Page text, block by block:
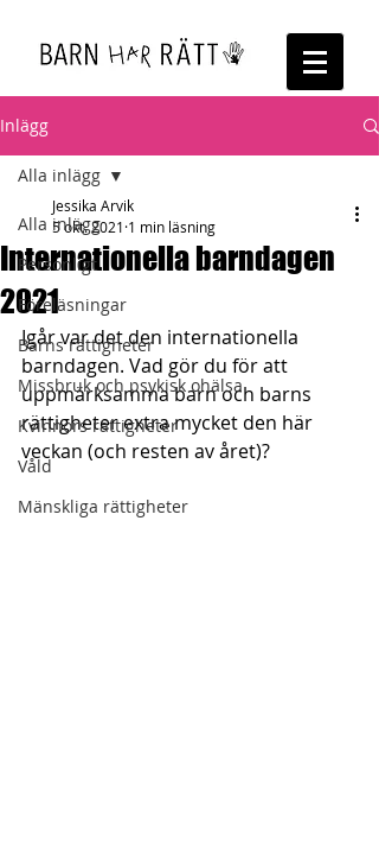
Inlägg
Alla inlägg
Personligt
Föreläsningar
Barns rättigheter
Missbruk och psykisk ohälsa
Kvinnors rättigheter
Våld
Mänskliga rättigheter
Alla inlägg
Internationella barndagen
2021
Jessika Arvik
5 okt. 2021 1 min läsning
Igår var det den internationella
barndagen. Vad gör du för att
uppmärksamma barn och barns
rättigheter extra mycket den här
veckan (och resten av året)?